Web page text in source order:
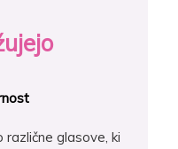
različne glasove, ki